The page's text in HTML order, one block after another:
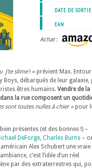
DATE DE SORTIE
EAN
Achat :
j’te slime! » prévient Max.
Boys, débarqués de leur
êtres humains. Vendre de
la rue composent un
sont toutes nulles à chier » pour
présentes (et des bonnes !) –
DeForge, Charles Burns –
Alex Schubert une vraie
c’est l’idée d’un réel
par des extraterrestres qui,